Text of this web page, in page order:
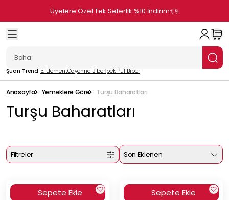
Üyelere Özel Tek Seferlik %10 İndirim
Şuan Trend 5. ElementCayenne Biberİpek Pul Biber
Anasayfa Yemeklere Göre Turşu Baharatları
Turşu Baharatları
Filtreler Son Eklenen
Sepete Ekle Sepete Ekle